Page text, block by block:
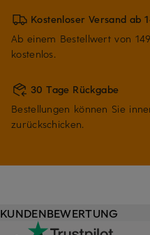
Kostenloser Versand ab
Ab einem Bestellwert von
kostenlos.
30 Tage Rückgabe
Bestellungen können Sie
zurückschicken.
KUNDENBEWERTUNG